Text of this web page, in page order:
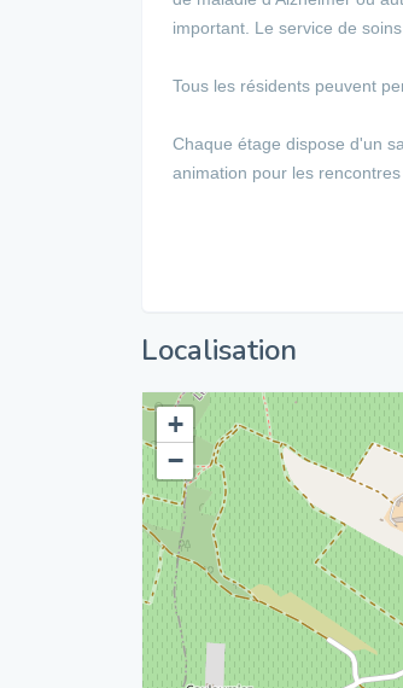
important. Le service de
Tous les résidents peuvent
Chaque étage dispose d'un
animation pour les
Localisation
+
−